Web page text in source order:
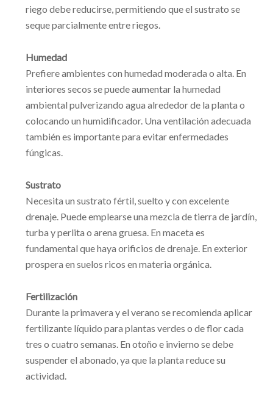
riego debe reducirse, permitiendo que el sustrato se
seque parcialmente entre riegos.
Humedad
Prefiere ambientes con humedad moderada o alta. En
interiores secos se puede aumentar la humedad
ambiental pulverizando agua alrededor de la planta o
colocando un humidificador. Una ventilación adecuada
también es importante para evitar enfermedades
fúngicas.
Sustrato
Necesita un sustrato fértil, suelto y con excelente
drenaje. Puede emplearse una mezcla de tierra de jardín,
turba y perlita o arena gruesa. En maceta es
fundamental que haya orificios de drenaje. En exterior
prospera en suelos ricos en materia orgánica.
Fertilización
Durante la primavera y el verano se recomienda aplicar
fertilizante líquido para plantas verdes o de flor cada
tres o cuatro semanas. En otoño e invierno se debe
suspender el abonado, ya que la planta reduce su
actividad.